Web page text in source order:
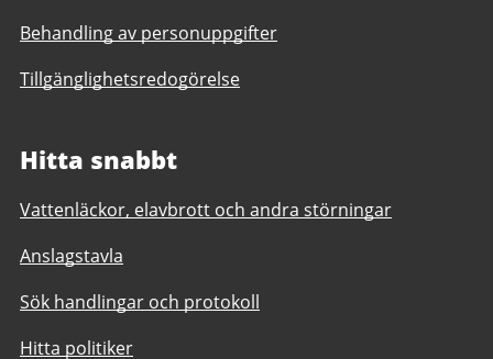
Behandling av personuppgifter
Tillgänglighetsredogörelse
Hitta snabbt
Vattenläckor, elavbrott och andra störningar
Anslagstavla
Sök handlingar och protokoll
Hitta politiker